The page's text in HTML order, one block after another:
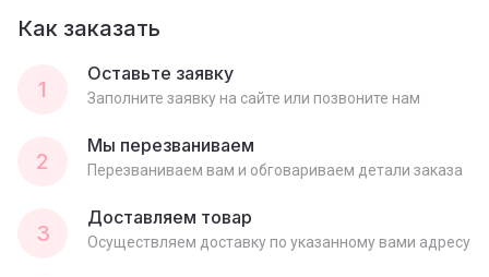
Как заказать
1
Оставьте заявку
Заполните заявку на сайте или позвоните нам
2
Мы перезваниваем
Перезваниваем вам и обговариваем детали заказа
3
Доставляем товар
Осуществляем доставку по указанному вами адресу